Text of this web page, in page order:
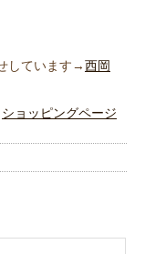
しています→西岡
ショッピングページ